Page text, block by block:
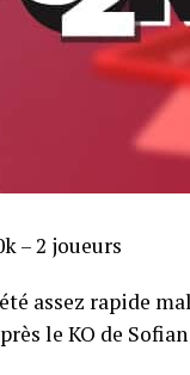
– 2 joueurs
assez rapide
le KO de